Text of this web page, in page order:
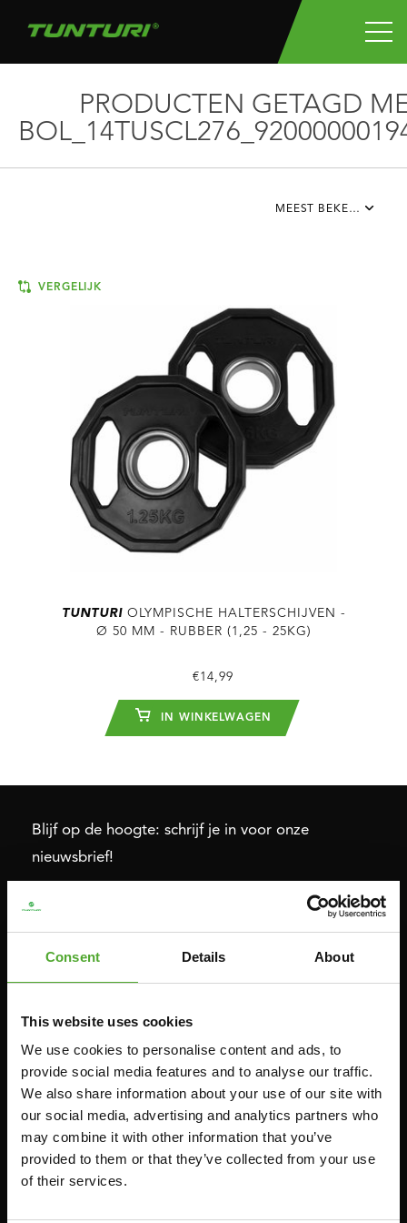
Consent Details About
This website uses cookies
We use cookies to personalise content and ads, to
provide social media features and to analyse our traffic.
We also share information about your use of our site with
our social media, advertising and analytics partners who
may combine it with other information that you’ve
provided to them or that they’ve collected from your use
of their services.
PRODUCTEN GETAGD
MEEST BEKEKEN
VERGELIJK
TUNTURIOLYMPISCHE HALTERSCHIJVEN -
Ø 50 MM - RUBBER (1,25 - 25KG)
€14,99
IN WINKELWAGEN
Blijf op de hoogte: schrijf je in voor onze
nieuwsbrief!
Cardio
HOMETRAINERS
CROSSTRAINERS
SPRINTER BIKES
ROEITRAINERS
POWER TOWERS
VLAKKE BANKEN
KRACHT STATIONS
SMITH MACHINES
PULLEY STATIONS
VERSTELBARE BANKEN
RACKS